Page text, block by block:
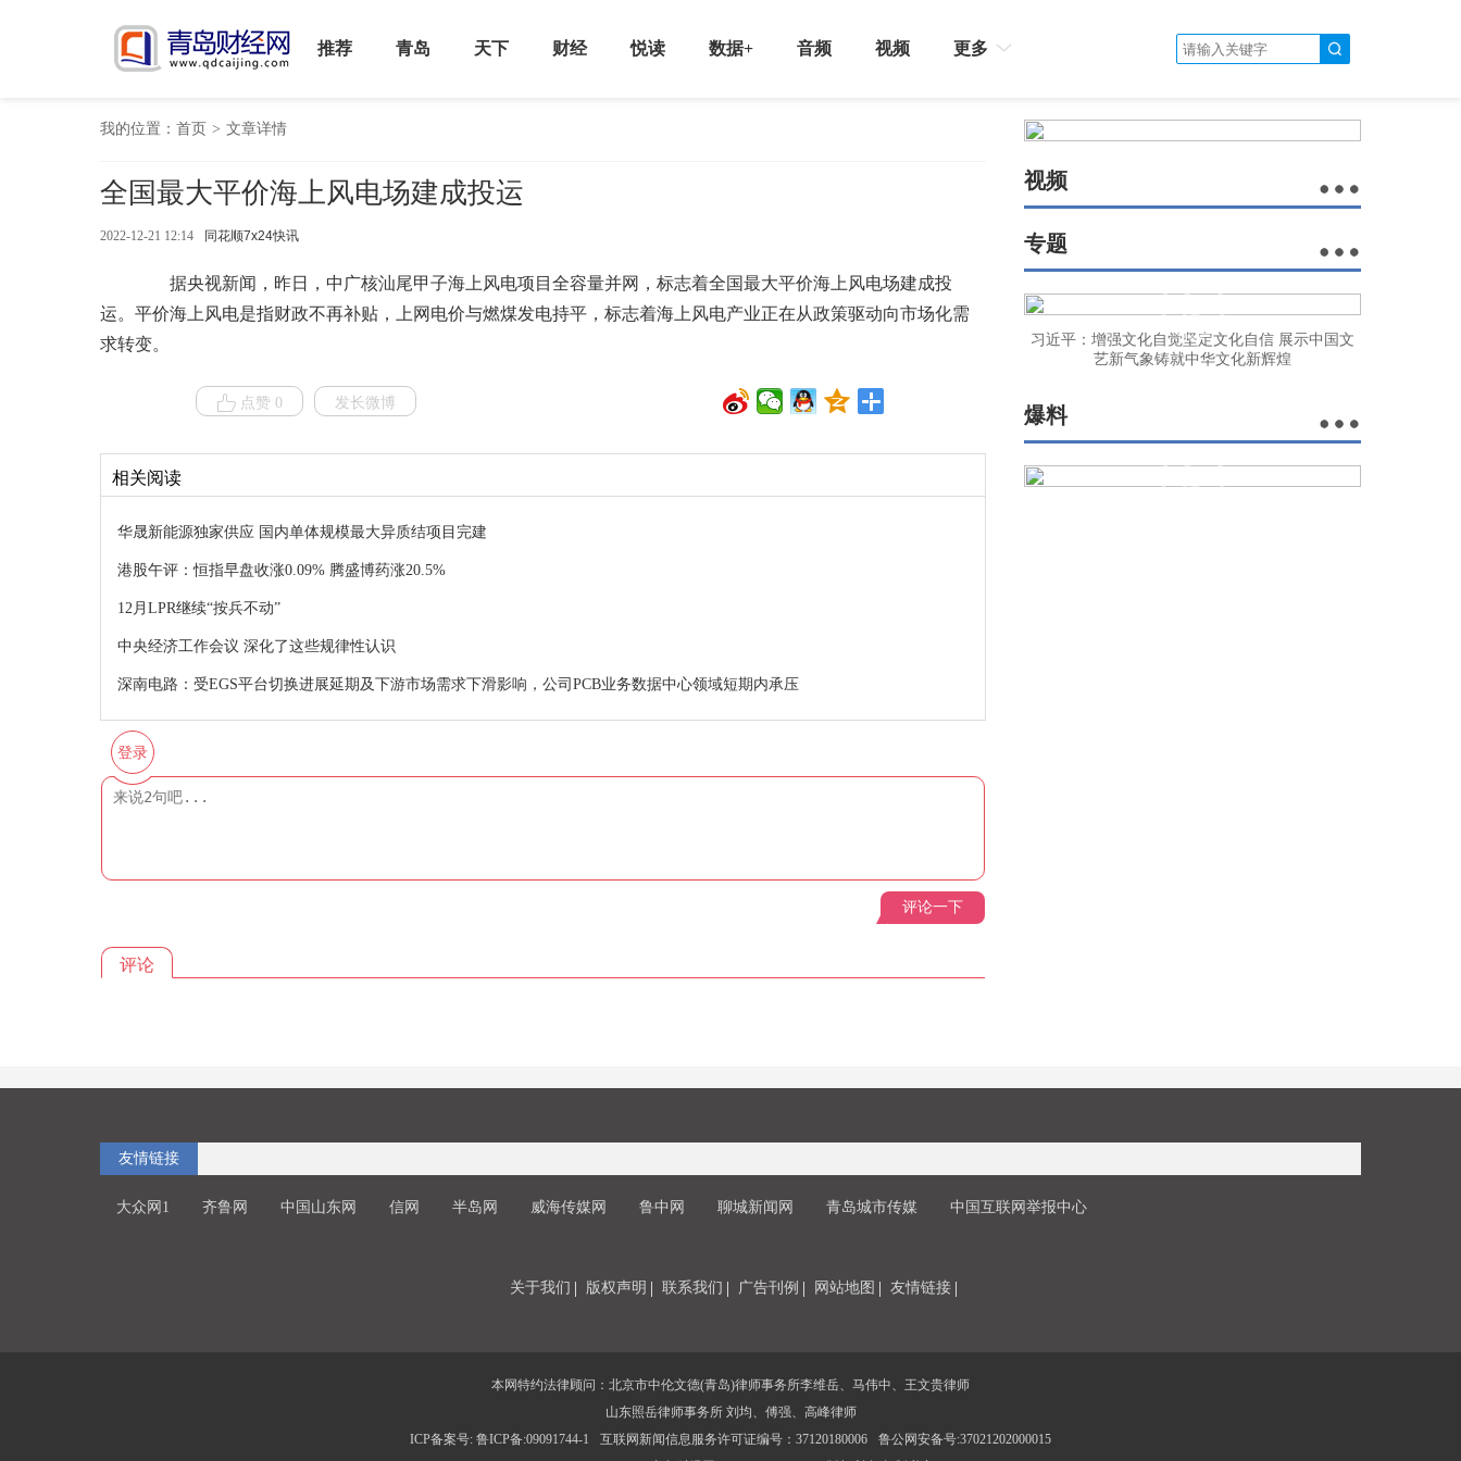
推荐 青岛 天下 财经 悦读 数据+ 音频 视频 更多
我的位置： 首页 > 文章详情
全国最大平价海上风电场建成投运
2022-12-21 12:14 同花顺7x24快讯
据央视新闻，昨日，中广核汕尾甲子海上风电项目全容量并网，标志着全国最大平价海上风电场建成投
运。平价海上风电是指财政不再补贴，上网电价与燃煤发电持平，标志着海上风电产业正在从政策驱动向市场化需
求转变。
点赞 0 发长微博
相关阅读
华晟新能源独家供应 国内单体规模最大异质结项目完建
港股午评：恒指早盘收涨0.09% 腾盛博药涨20.5%
12月LPR继续“按兵不动”
中央经济工作会议 深化了这些规律性认识
深南电路：受EGS平台切换进展延期及下游市场需求下滑影响，公司PCB业务数据中心领域短期内承压
登录
评论一下
评论
视频
专题
习近平：增强文化自觉坚定文化自信 展示中国文
艺新气象铸就中华文化新辉煌
爆料
友情链接
大众网1 齐鲁网 中国山东网 信网 半岛网 威海传媒网 鲁中网 聊城新闻网 青岛城市传媒 中国互联网举报中心
关于我们 版权声明 联系我们 广告刊例 网站地图 友情链接
本网特约法律顾问：北京市中伦文德(青岛)律师事务所李维岳、马伟中、王文贵律师
山东照岳律师事务所 刘均、傅强、高峰律师
ICP备案号: 鲁ICP备:09091744-1
互联网新闻信息服务许可证编号：37120180006
鲁公网安备号:37021202000015